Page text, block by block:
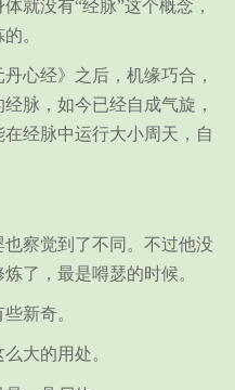
就没有“经脉”这个概念，
。
心经》之后，机缘巧合，
脉，如今已经自成气旋，
经脉中运行大小周天，自
察觉到了不同。不过他没
了，最是嘚瑟的时候。
新奇。
大的用处。